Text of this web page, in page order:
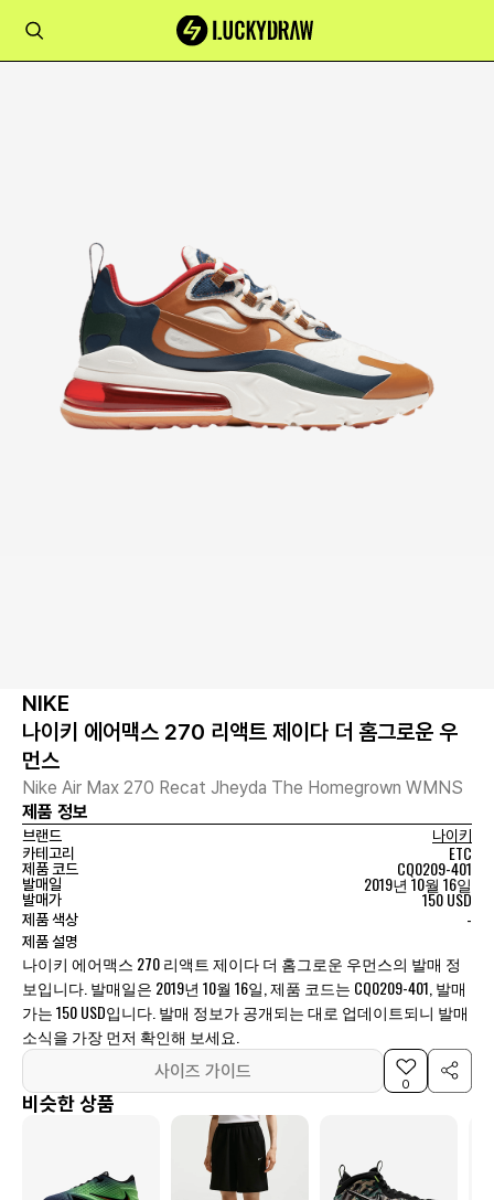
NIKE
나이키 에어맥스 270 리액트 제이다 더 홈그로운 우
먼스
Nike Air Max 270 Recat Jheyda The Homegrown WMNS
제품 정보
브랜드
나이키
카테고리
ETC
제품 코드 CQ0209-401
발매일 2019년 10월 16일
발매가 150 USD
제품 색상 -
제품 설명
나이키 에어맥스 270 리액트 제이다 더 홈그로운 우먼스의 발매 정
보입니다. 발매일은 2019년 10월 16일, 제품 코드는 CQ0209-401, 발매
가는 150 USD입니다. 발매 정보가 공개되는 대로 업데이트되니 발매
소식을 가장 먼저 확인해 보세요.
사이즈 가이드
0
비슷한 상품